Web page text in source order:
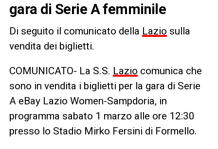
gara di Serie A femminile
Di seguito il comunicato della Lazio sulla
vendita dei biglietti.
COMUNICATO- La S.S. Lazio comunica che
sono in vendita i biglietti per la gara di Serie
A eBay Lazio Women-Sampdoria, in
programma sabato 1 marzo alle ore 12:30
presso lo Stadio Mirko Fersini di Formello.